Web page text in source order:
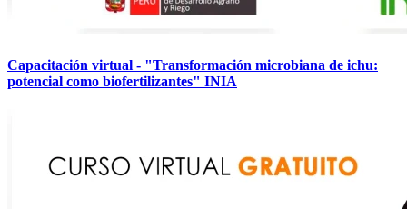
Capacitación virtual - "Transformación microbiana de ichu:
potencial como biofertilizantes" INIA